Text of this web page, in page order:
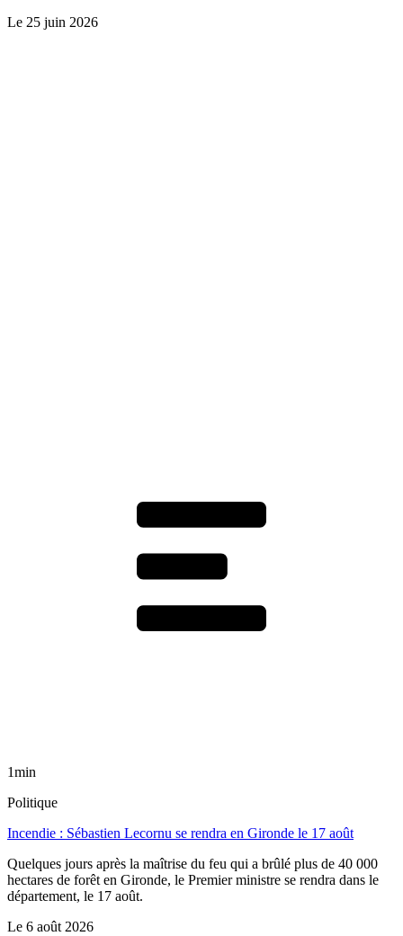
Le 25 juin 2026
1min
Politique
Incendie : Sébastien Lecornu se rendra en Gironde le 17 août
Quelques jours après la maîtrise du feu qui a brûlé plus de 40 000
hectares de forêt en Gironde, le Premier ministre se rendra dans le
département, le 17 août.
Le 6 août 2026